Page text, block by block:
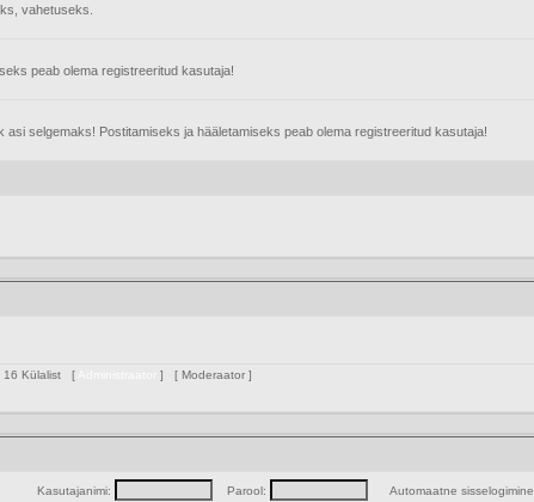
vahetuseks.
peab olema registreeritud kasutaja!
selgemaks! Postitamiseks ja hääletamiseks peab olema registreeritud kasutaja!
16 Külalist [ ] [ Moderaator ]
Kasutajanimi: Parool: Automaatne sisselogimine